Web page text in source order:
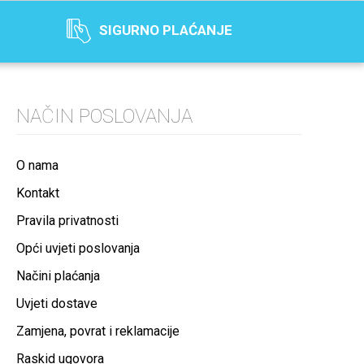
SIGURNO PLAĆANJE
NAČIN POSLOVANJA
O nama
Kontakt
Pravila privatnosti
Opći uvjeti poslovanja
Načini plaćanja
Uvjeti dostave
Zamjena, povrat i reklamacije
Raskid ugovora